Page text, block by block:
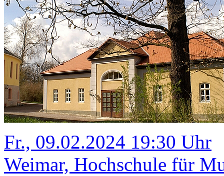
Fr., 09.02.2024 19:30 Uhr
Weimar, Hochschule für